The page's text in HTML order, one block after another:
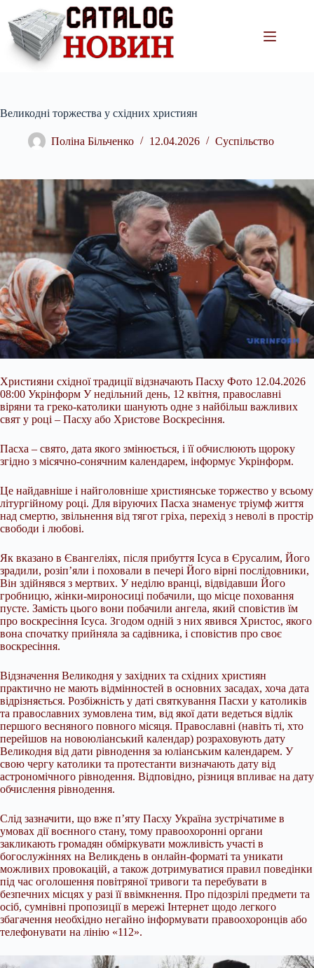
вмісту
Великодні торжества у східних християн
Поліна Більченко 12.04.2026 Суспільство
Християни східної традиції відзначають Пасху Фото 12.04.2026
08:00 Укрінформ У недільний день, 12 квітня, православні
віряни та греко-католики шанують одне з найбільш важливих
свят у році – Пасху або Христове Воскресіння.
Пасха – свято, дата якого змінюється, і її обчислюють щороку
згідно з місячно-сонячним календарем, інформує Укрінформ.
Це найдавніше і найголовніше християнське торжество у всьому
літургійному році. Для віруючих Пасха знаменує тріумф життя
над смертю, звільнення від тягот гріха, перехід з неволі в простір
свободи і любові.
Як вказано в Євангеліях, після прибуття Ісуса в Єрусалим, Його
зрадили, розіп’яли і поховали в печері Його вірні послідовники,
Він здійнявся з мертвих. У неділю вранці, відвідавши Його
гробницю, жінки-мироносиці побачили, що місце поховання
пусте. Замість цього вони побачили ангела, який сповістив їм
про воскресіння Ісуса. Згодом одній з них явився Христос, якого
вона спочатку прийняла за садівника, і сповістив про своє
воскресіння.
Відзначення Великодня у західних та східних християн
практично не мають відмінностей в основних засадах, хоча дата
відрізняється. Розбіжність у даті святкування Пасхи у католиків
та православних зумовлена тим, від якої дати ведеться відлік
першого весняного повного місяця. Православні (навіть ті, хто
перейшов на новоюліанський календар) розраховують дату
Великодня від дати рівнодення за юліанським календарем. У
свою чергу католики та протестанти визначають дату від
астрономічного рівнодення. Відповідно, різниця впливає на дату
обчислення рівнодення.
Слід зазначити, що вже п’яту Пасху Україна зустрічатиме в
умовах дії воєнного стану, тому правоохоронні органи
закликають громадян обміркувати можливість участі в
богослужіннях на Великдень в онлайн-форматі та уникати
можливих провокацій, а також дотримуватися правил поведінки
під час оголошення повітряної тривоги та перебувати в
безпечних місцях у разі її ввімкнення. Про підозрілі предмети та
осіб, сумнівні пропозиції в мережі Інтернет щодо легкого
збагачення необхідно негайно інформувати правоохоронців або
телефонувати на лінію «112».